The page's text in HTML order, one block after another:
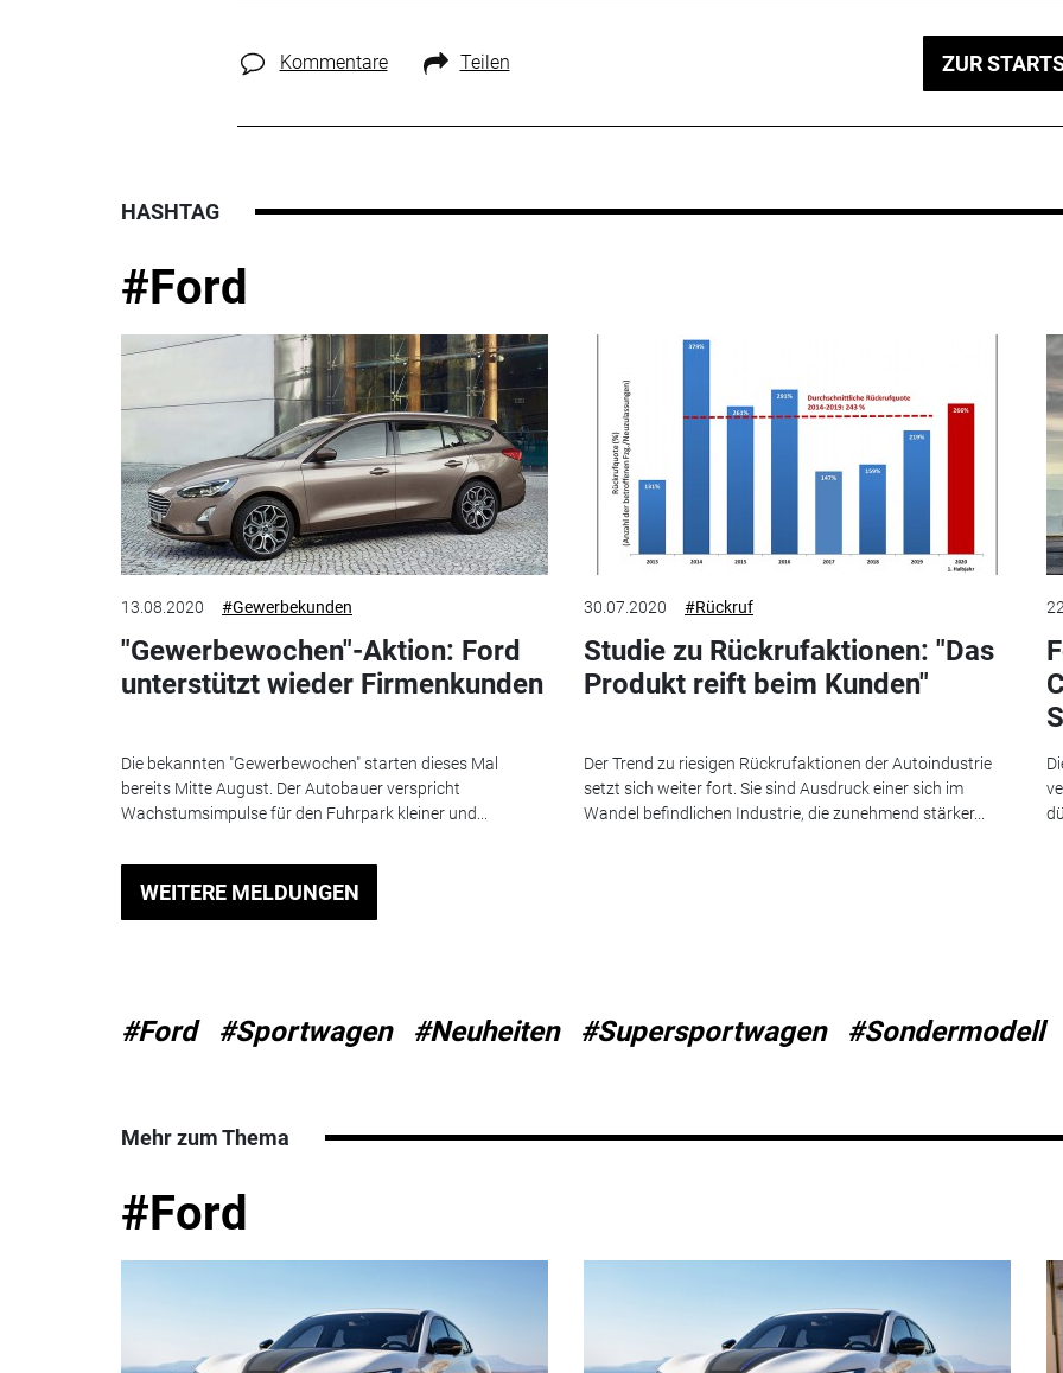
Kommentare Teilen ZUR
HASHTAG
#Ford
13.08.2020 #Gewerbekunden
"Gewerbewochen"-Aktion: Ford
unterstützt wieder Firmenkunden
Die bekannten "Gewerbewochen" starten dieses Mal
bereits Mitte August. Der Autobauer verspricht
Wachstumsimpulse für den Fuhrpark kleiner und...
30.07.2020 #Rückruf
Studie zu Rückrufaktionen: "Das
Produkt reift beim Kunden"
Der Trend zu riesigen Rückrufaktionen der Autoindustrie
setzt sich weiter fort. Sie sind Ausdruck einer sich im
Wandel befindlichen Industrie, die zunehmend stärker...
WEITERE MELDUNGEN
#Ford #Sportwagen #Neuheiten #Supersportwagen #Sondermodell
Mehr zum Thema
#Ford